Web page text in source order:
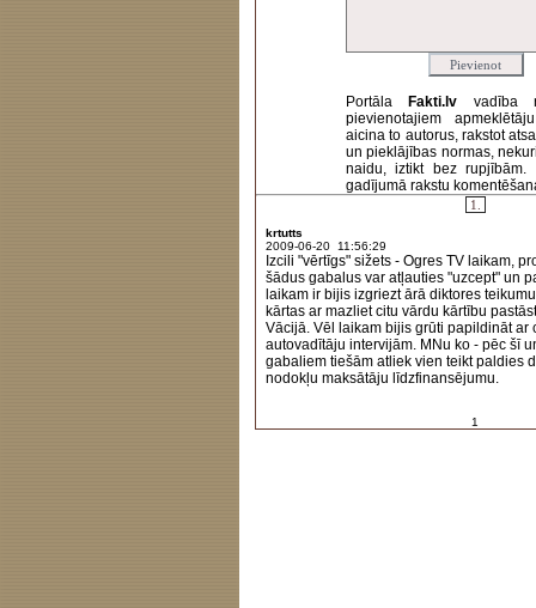
Portāla Fakti.lv vadība
pievienotajiem
aicina to autorus, rakstot
un pieklājības normas,
naidu, iztikt bez rupjībām.
gadījumā rakstu
1.
krtutts
2009-06-20 11:56:29
Izcili "vērtīgs" sižets - Ogres TV laikam,
šādus gabalus var atļauties "uzcept" un
laikam ir bijis izgriezt ārā diktores
kārtas ar mazliet citu vārdu kārtību
Vācijā. Vēl laikam bijis grūti papildināt ar
autovadītāju intervijām. MNu ko - pēc šī
gabaliem tiešām atliek vien teikt paldies
nodokļu maksātāju līdzfinansējumu.
1